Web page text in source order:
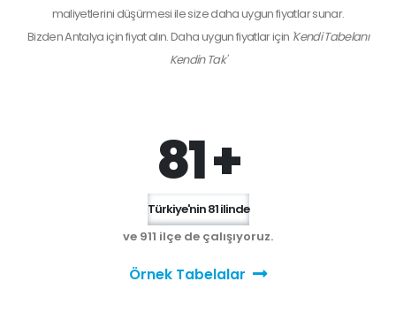
maliyetlerini düşürmesi ile size daha uygun fiyatlar sunar.
BizdenAntalyaiçin fiyat alın. Daha uygun fiyatlar için 'Kendi Tabelanı
Kendin Tak'
81 +
Türkiye'nin 81 ilinde
ve 911 ilçe de çalışıyoruz.
Örnek Tabelalar